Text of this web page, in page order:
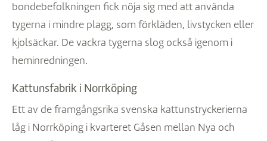
bondebefolkningen fick nöja sig med att använda
tygerna i mindre plagg, som förkläden, livstycken eller
kjolsäckar. De vackra tygerna slog också igenom i
heminredningen.
Kattunsfabrik i Norrköping
Ett av de framgångsrika svenska kattunstryckerierna
låg i Norrköping i kvarteret Gåsen mellan Nya och